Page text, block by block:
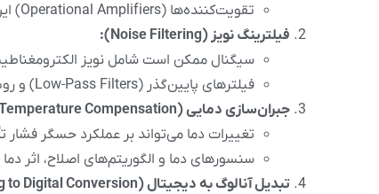
تقویت‌کننده‌ها (Operational Amplifiers) این سیگنال را به سطح قابل استفاده تبدیل می‌کنند.
فیلترینگ نویز (Noise Filtering):
سیگنال ممکن است شامل نویز
فیلترهای پایین‌گذر (Low-Pass Filters) و روش‌های پردازش سیگنال دیجیتال برای این منظور به کار می‌روند.
جبران‌سازی دمایی (Temperature Compensation):
تغییرات دما می‌تواند بر عملکرد حسگر فشار
سنسورهای دما و الگوریتم‌های اصلاح، اثر
تبدیل آنالوگ به دیجیتال (ADC – Analog to Digital Conversion):